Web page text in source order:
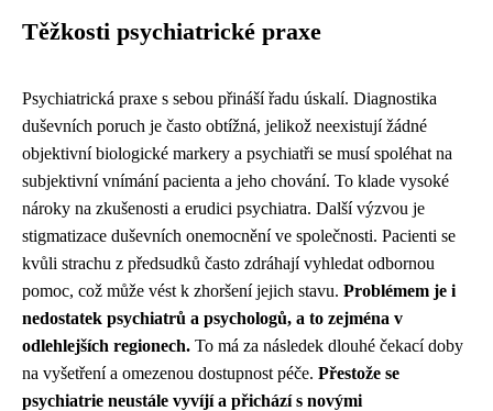
Těžkosti psychiatrické praxe
Psychiatrická praxe s sebou přináší řadu úskalí. Diagnostika
duševních poruch je často obtížná, jelikož neexistují žádné
objektivní biologické markery a psychiatři se musí spoléhat na
subjektivní vnímání pacienta a jeho chování. To klade vysoké
nároky na zkušenosti a erudici psychiatra. Další výzvou je
stigmatizace duševních onemocnění ve společnosti. Pacienti se
kvůli strachu z předsudků často zdráhají vyhledat odbornou
pomoc, což může vést k zhoršení jejich stavu. Problémem je i
nedostatek psychiatrů a psychologů, a to zejména v
odlehlejších regionech. To má za následek dlouhé čekací doby
na vyšetření a omezenou dostupnost péče. Přestože se
psychiatrie neustále vyvíjí a přichází s novými